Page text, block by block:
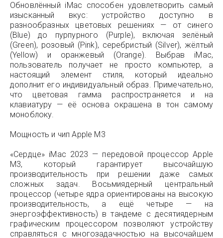
Обновлённый iMac способен удовлетворить самый
изысканный вкус: устройство доступно в
разнообразных цветовых решениях — от синего
(Blue) до пурпурного (Purple), включая зелёный
(Green), розовый (Pink), серебристый (Silver), жёлтый
(Yellow) и оранжевый (Orange). Выбрав iMac,
пользователь получает не просто компьютер, а
настоящий элемент стиля, который идеально
дополнит его индивидуальный образ. Примечательно,
что цветовая гамма распространяется и на
клавиатуру — её основа окрашена в тон самому
моноблоку.
Мощность и чип Apple M3
«Сердце» iMac 2023 — передовой процессор Apple
M3, который гарантирует высочайшую
производительность при решении даже самых
сложных задач. Восьмиядерный центральный
процессор (четыре ядра ориентированы на высокую
производительность, а ещё четыре — на
энергоэффективность) в тандеме с десятиядерным
графическим процессором позволяют устройству
справляться с многозадачностью на высочайшем